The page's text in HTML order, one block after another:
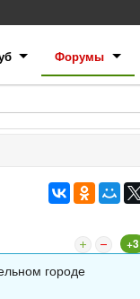
Форумы
+3
городе